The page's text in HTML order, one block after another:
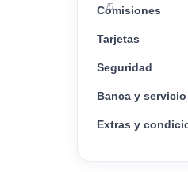
/5
Comisiones
Tarjetas
Seguridad
Banca y servicio
Extras y